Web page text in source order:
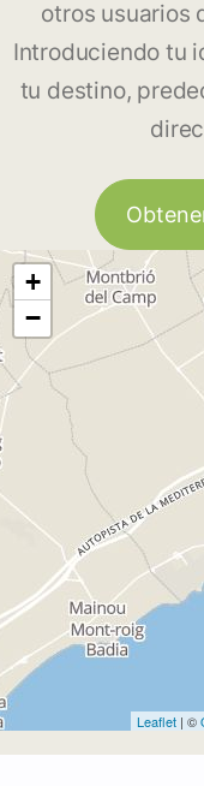
otros usuarios
Introduciendo tu
tu destino,
+
−
Leaflet | ©